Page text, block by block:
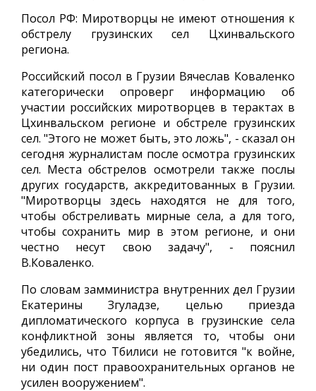
Посол РФ: Миротворцы не имеют отношения к
обстрелу грузинских сел Цхинвальского
региона.
Российский посол в Грузии Вячеслав Коваленко
категорически опроверг информацию об
участии российских миротворцев в терактах в
Цхинвальском регионе и обстреле грузинских
сел. "Этого не может быть, это ложь", - сказал он
сегодня журналистам после осмотра грузинских
сел. Места обстрелов осмотрели также послы
других государств, аккредитованных в Грузии.
"Миротворцы здесь находятся не для того,
чтобы обстреливать мирные села, а для того,
чтобы сохранить мир в этом регионе, и они
честно несут свою задачу", - пояснил
В.Коваленко.
По словам замминистра внутренних дел Грузии
Екатерины Згуладзе, целью приезда
дипломатического корпуса в грузинские села
конфликтной зоны является то, чтобы они
убедились, что Тбилиси не готовится "к войне,
ни один пост правоохранительных органов не
усилен вооружением".